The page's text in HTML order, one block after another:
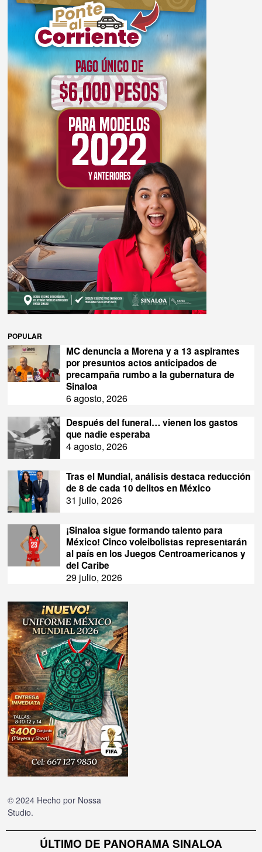
POPULAR
MC denuncia a Morena y a 13 aspirantes
por presuntos actos anticipados de
precampaña rumbo a la gubernatura de
Sinaloa
6 agosto, 2026
Después del funeral… vienen los gastos
que nadie esperaba
4 agosto, 2026
Tras el Mundial, análisis destaca reducción
de 8 de cada 10 delitos en México
31 julio, 2026
¡Sinaloa sigue formando talento para
México! Cinco voleibolistas representarán
al país en los Juegos Centroamericanos y
del Caribe
29 julio, 2026
© 2024 Hecho por Nossa
Studio.
ÚLTIMO DE PANORAMA SINALOA